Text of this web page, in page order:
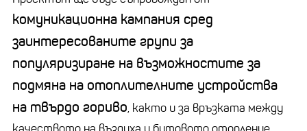
комуникационна кампания сред
заинтересованите групи за
популяризиране на възможностите за
подмяна на отоплителните устройства
на твърдо гориво, както и за връзката между